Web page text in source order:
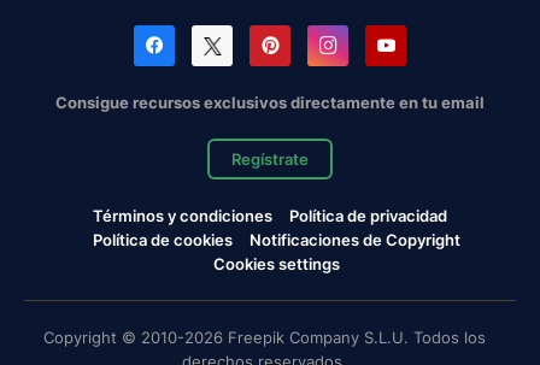
Consigue recursos exclusivos directamente en tu email
Regístrate
Términos y condiciones
Política de privacidad
Política de cookies
Notificaciones de Copyright
Cookies settings
Copyright © 2010-2026 Freepik Company S.L.U. Todos los